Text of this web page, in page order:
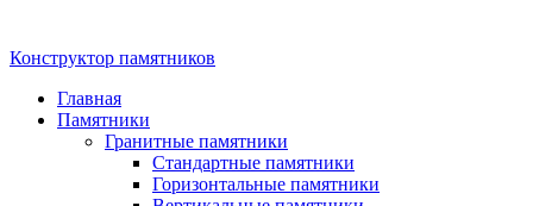
Конструктор памятников
Главная
Памятники
Гранитные памятники
Стандартные памятники
Горизонтальные памятники